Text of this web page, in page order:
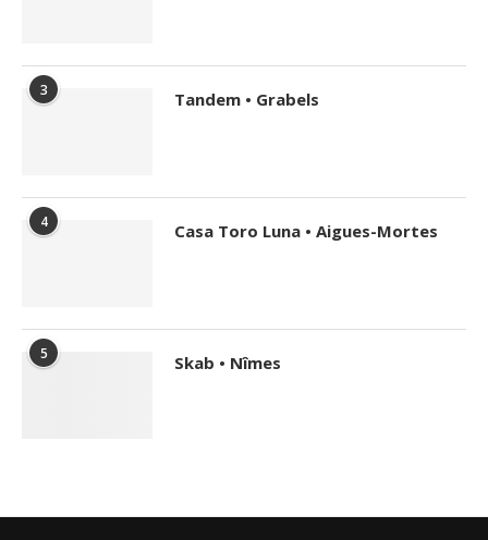
3 Tandem • Grabels
4 Casa Toro Luna • Aigues-Mortes
5 Skab • Nîmes